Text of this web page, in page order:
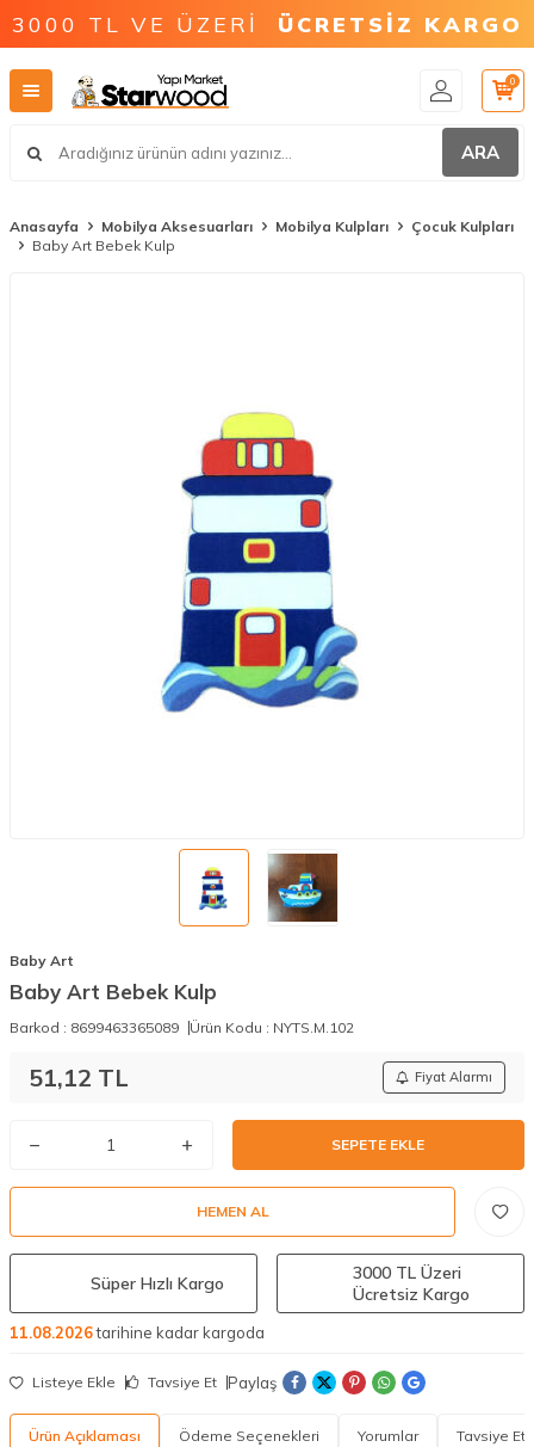
3000 TL VE ÜZERİ ÜCRETSİZ KARGO
ARA
0
Anasayfa Mobilya Aksesuarları Mobilya Kulpları
Çocuk Kulpları
Baby Art Bebek Kulp
Baby Art
Baby Art Bebek Kulp
Barkod : 8699463365089 Ürün Kodu : NYTS.M.102
51,12 TL Fiyat Alarmı
SEPETE EKLE
HEMEN AL
Süper Hızlı Kargo
3000 TL Üzeri
Ücretsiz Kargo
11.08.2026tarihine kadar kargoda
Listeye Ekle Tavsiye Et Paylaş
Ürün Açıklaması Ödeme Seçenekleri Yorumlar Tavsiye Et